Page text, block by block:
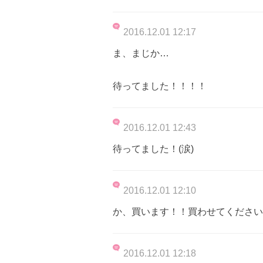
2016.12.01 12:17
ま、まじか…
待ってました！！！！
2016.12.01 12:43
待ってました！(涙)
2016.12.01 12:10
か、買います！！買わせてくださ
2016.12.01 12:18